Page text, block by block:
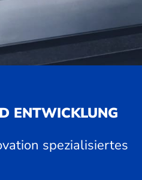
ENTWICKLUNG
spezialisiertes